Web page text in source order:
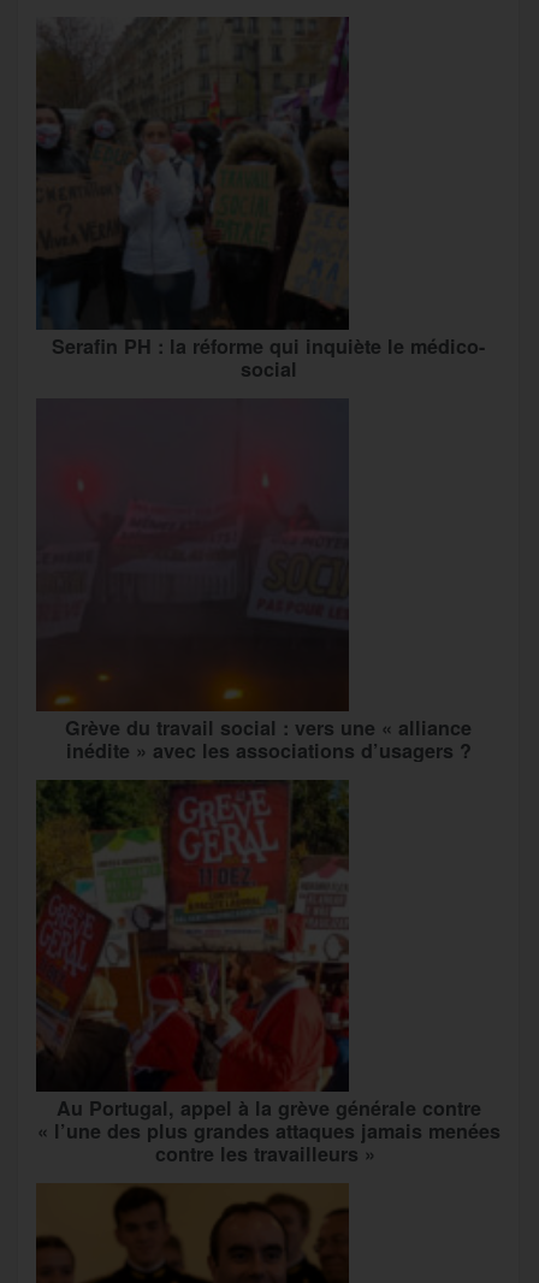
Serafin PH : la réforme qui inquiète le médico-
social
Grève du travail social : vers une « alliance
inédite » avec les associations d’usagers ?
Au Portugal, appel à la grève générale contre
« l’une des plus grandes attaques jamais menées
contre les travailleurs »